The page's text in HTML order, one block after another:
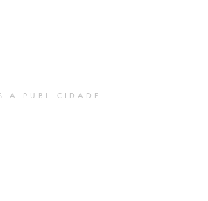
A PUBLICIDADE